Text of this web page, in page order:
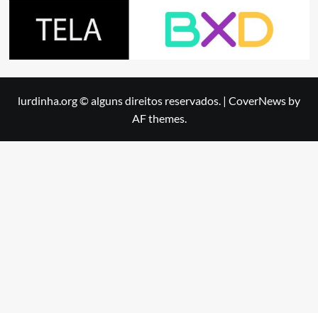
lurdinha.org © alguns direitos reservados. | CoverNews by
AF themes.